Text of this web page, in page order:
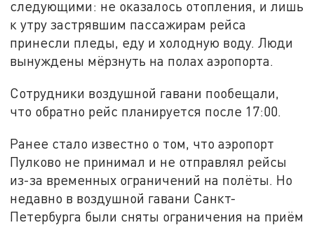
следующими: не оказалось отопления, и лишь
к утру застрявшим пассажирам рейса
принесли пледы, еду и холодную воду. Люди
вынуждены мёрзнуть на полах аэропорта.
Сотрудники воздушной гавани пообещали,
что обратно рейс планируется после 17:00.
Ранее стало известно о том, что аэропорт
Пулково не принимал и не отправлял рейсы
из-за временных ограничений на полёты. Но
недавно в воздушной гавани Санкт-
Петербурга были сняты ограничения на приём